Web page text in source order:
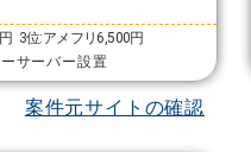
3位:アメフリ6,500円
サーバー設置
案件元サイトの確認